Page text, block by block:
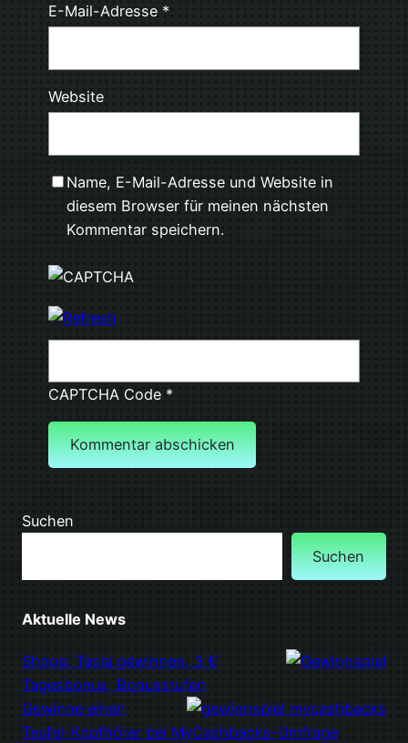
E-Mail-Adresse *
Website
Name, E-Mail-Adresse und Website in
diesem Browser für meinen nächsten
Kommentar speichern.
CAPTCHA Code*
Suchen
Suchen
Aktuelle News
Shoop: Tesla gewinnen, 3 €
Tagesbonus, Bonusstufen
Gewinne einen
Teufel-Kopfhörer bei MyCashbacks-Umfrage